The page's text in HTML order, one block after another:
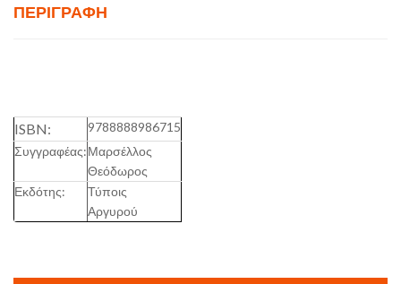
ΠΕΡΙΓΡΑΦΉ
ISBN:
9788888986715
Συγγραφέας:Μαρσέλλος
Θεόδωρος
Εκδότης:
Τύποις
Αργυρού